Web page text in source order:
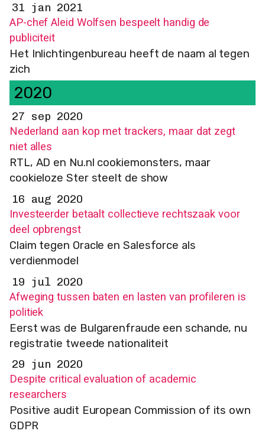
31 jan 2021
AP-chef Aleid Wolfsen bespeelt handig de
publiciteit
Het Inlichtingenbureau heeft de naam al tegen
zich
2020
27 sep 2020
Nederland aan kop met trackers, maar dat zegt
niet alles
RTL, AD en Nu.nl cookiemonsters, maar
cookieloze Ster steelt de show
16 aug 2020
Investeerder betaalt collectieve rechtszaak voor
deel opbrengst
Claim tegen Oracle en Salesforce als
verdienmodel
19 jul 2020
Afweging tussen baten en lasten van profileren is
politiek
Eerst was de Bulgarenfraude een schande, nu
registratie tweede nationaliteit
29 jun 2020
Despite critical evaluation of academic
researchers
Positive audit European Commission of its own
GDPR